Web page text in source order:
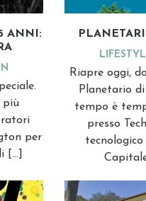
ANNI:
più
per
[…]
Riapre oggi,
Planetario di
tempo è
presso